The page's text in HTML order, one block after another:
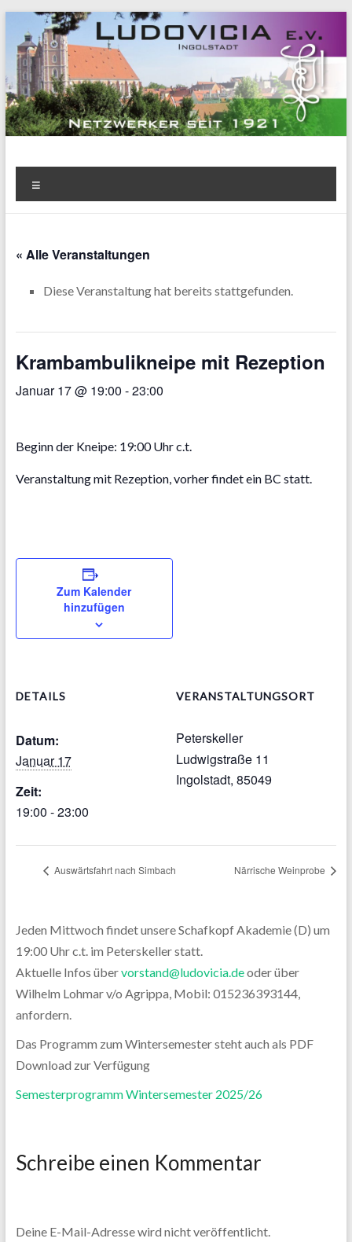
Inhalt
springen
« Alle Veranstaltungen
Diese Veranstaltung hat bereits stattgefunden.
Krambambulikneipe mit Rezeption
Januar 17 @ 19:00 -23:00
Beginn der Kneipe: 19:00 Uhr c.t.
Veranstaltung mit Rezeption, vorher findet ein BC statt.
Zum Kalender
hinzufügen
DETAILS
Datum:
Januar 17
Zeit:
19:00 - 23:00
VERANSTALTUNGSORT
Peterskeller
Ludwigstraße 11
Ingolstadt, 85049
Auswärtsfahrt nach Simbach Närrische Weinprobe
Jeden Mittwoch findet unsere Schafkopf Akademie (D) um
19:00 Uhr c.t. im Peterskeller statt.
Aktuelle Infos übervorstand@ludovicia.deoder über
Wilhelm Lohmar v/o Agrippa, Mobil: 015236393144,
anfordern.
Das Programm zum Wintersemester steht auch als PDF
Download zur Verfügung
Semesterprogramm Wintersemester 2025/26
Schreibe einen Kommentar
Deine E-Mail-Adresse wird nicht veröffentlicht.